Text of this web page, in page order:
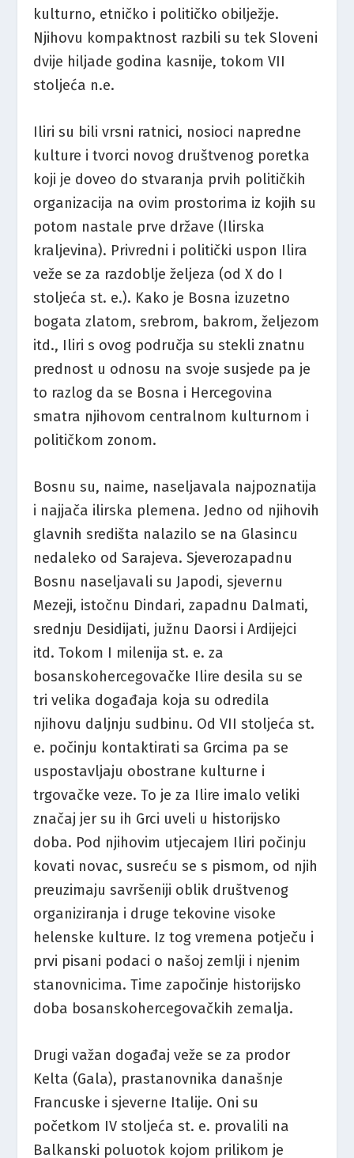
kulturno, etničko i političko obilježje.
Njihovu kompaktnost razbili su tek Sloveni
dvije hiljade godina kasnije, tokom VII
stoljeća n.e.
Iliri su bili vrsni ratnici, nosioci napredne
kulture i tvorci novog društvenog poretka
koji je doveo do stvaranja prvih političkih
organizacija na ovim prostorima iz kojih su
potom nastale prve države (Ilirska
kraljevina). Privredni i politički uspon Ilira
veže se za razdoblje željeza (od X do I
stoljeća st. e.). Kako je Bosna izuzetno
bogata zlatom, srebrom, bakrom, željezom
itd., Iliri s ovog područja su stekli znatnu
prednost u odnosu na svoje susjede pa je
to razlog da se Bosna i Hercegovina
smatra njihovom centralnom kulturnom i
političkom zonom.
Bosnu su, naime, naseljavala najpoznatija
i najjača ilirska plemena. Jedno od njihovih
glavnih središta nalazilo se na Glasincu
nedaleko od Sarajeva. Sjeverozapadnu
Bosnu naseljavali su Japodi, sjevernu
Mezeji, istočnu Dindari, zapadnu Dalmati,
srednju Desidijati, južnu Daorsi i Ardijejci
itd. Tokom I milenija st. e. za
bosanskohercegovačke Ilire desila su se
tri velika događaja koja su odredila
njihovu daljnju sudbinu. Od VII stoljeća st.
e. počinju kontaktirati sa Grcima pa se
uspostavljaju obostrane kulturne i
trgovačke veze. To je za Ilire imalo veliki
značaj jer su ih Grci uveli u historijsko
doba. Pod njihovim utjecajem Iliri počinju
kovati novac, susreću se s pismom, od njih
preuzimaju savršeniji oblik društvenog
organiziranja i druge tekovine visoke
helenske kulture. Iz tog vremena potječu i
prvi pisani podaci o našoj zemlji i njenim
stanovnicima. Time započinje historijsko
doba bosanskohercegovačkih zemalja.
Drugi važan događaj veže se za prodor
Kelta (Gala), prastanovnika današnje
Francuske i sjeverne Italije. Oni su
početkom IV stoljeća st. e. provalili na
Balkanski poluotok kojom prilikom je